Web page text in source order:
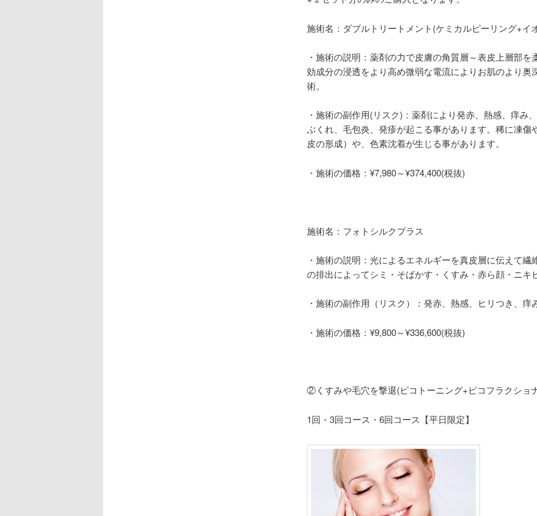
施術名：ダブルトリートメント(ケミカルピーリング+イ
・施術の説明：薬剤の力で皮膚の角質層～表皮上層部
効成分の浸透をより高め微弱な電流によりお肌のより奥
術。
・施術の副作用(リスク)：薬剤により発赤、熱感、痒み
ぶくれ、毛包炎、発疹が起こる事があります。稀に凍傷
皮の形成）や、色素沈着が生じる事があります。
・施術の価格：¥7,980～¥374,400(税抜)
施術名：フォトシルクプラス
・施術の説明：光によるエネルギーを真皮層に伝えて
の排出によってシミ・そばかす・くすみ・赤ら顔・ニキ
・施術の副作用（リスク）：発赤、熱感、ヒリつき、
・施術の価格：¥9,800～¥336,600(税抜)
②くすみや毛穴を撃退(ピコトーニング+ピコフラクショ
1回・3回コース・6回コース【平日限定】